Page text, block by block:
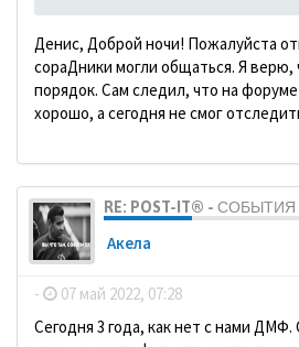
Денис, Доброй ночи! Пожалуйста
сораДники могли общаться. Я верю,
порядок. Сам следил, что на
хорошо, а сегодня не смог
RE: POST-IT® -
Акела
- 07 май 2022, 07:28
Сегодня 3 года, как нет с нами